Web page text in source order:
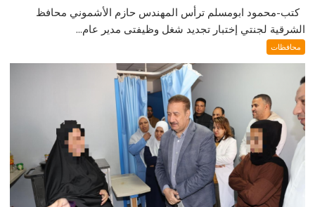
كتب-محمود ابومسلم ترأس المهندس حازم الأشموني محافظ
الشرقية لجنتي إختبار تجديد شغل وظيفتى مدير عام...
محافظات